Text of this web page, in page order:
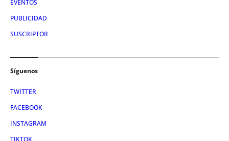
EVENTOS
PUBLICIDAD
SUSCRIPTOR
Síguenos
TWITTER
FACEBOOK
INSTAGRAM
TIKTOK